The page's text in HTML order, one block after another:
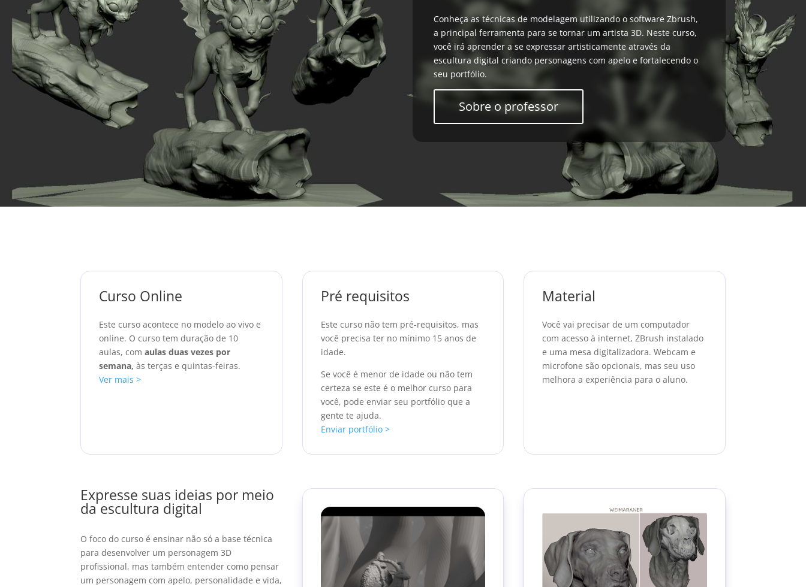
Conheça as técnicas de modelagem utilizando o software Zbrush,
a principal ferramenta para se tornar um artista 3D. Neste curso,
você irá aprender a se expressar artisticamente através da
escultura digital criando personagens com apelo e fortalecendo o
seu portfólio.
Sobre o professor
Curso Online
Este curso acontece no modelo ao vivo e
online. O curso tem duração de 10
aulas, comaulas duas vezes por
semana, às terças e quintas-feiras.
Ver mais >
Pré requisitos
Este curso não tem pré-requisitos, mas
você precisa ter no mínimo 15 anos de
idade.
Se você é menor de idade ou não tem
certeza se este é o melhor curso para
você, pode enviar seu portfólio que a
gente te ajuda.
Enviar portfólio >
Material
Você vai precisar de um computador
com acesso à internet, ZBrush instalado
e uma mesa digitalizadora. Webcam e
microfone são opcionais, mas seu uso
melhora a experiência para o aluno.
Expresse suas ideias por meio
da escultura digital
O foco do curso é ensinar não só a base técnica
para desenvolver um personagem 3D
profissional, mas também entender como pensar
um personagem com apelo, personalidade e vida,